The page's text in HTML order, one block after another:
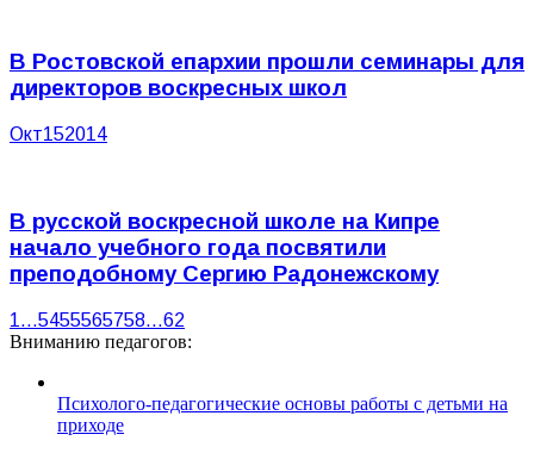
В Ростовской епархии прошли семинары для
директоров воскресных школ
Окт152014
В русской воскресной школе на Кипре
начало учебного года посвятили
преподобному Сергию Радонежскому
1…5455565758…62
Вниманию педагогов:
Психолого-педагогические основы работы с детьми на
приходе